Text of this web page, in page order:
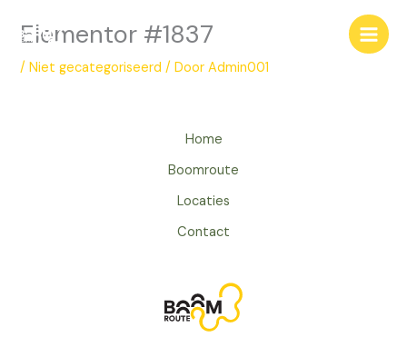
naar
inhoud
Elementor #1837
/Niet gecategoriseerd / DoorAdmin001
Home
Boomroute
Locaties
Contact